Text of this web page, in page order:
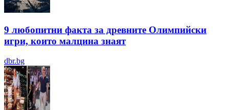
9 любопитни факта за древните Олимпийски
игри, които малцина знаят
dbr.bg